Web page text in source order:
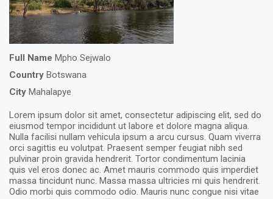
Full Name Mpho Sejwalo
Country Botswana
City Mahalapye
Lorem ipsum dolor sit amet, consectetur adipiscing elit, sed do
eiusmod tempor incididunt ut labore et dolore magna aliqua.
Nulla facilisi nullam vehicula ipsum a arcu cursus. Quam viverra
orci sagittis eu volutpat. Praesent semper feugiat nibh sed
pulvinar proin gravida hendrerit. Tortor condimentum lacinia
quis vel eros donec ac. Amet mauris commodo quis imperdiet
massa tincidunt nunc. Massa massa ultricies mi quis hendrerit.
Odio morbi quis commodo odio. Mauris nunc congue nisi vitae